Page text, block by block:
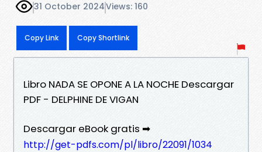
31 October 2024Views: 160
Copy Link Copy Shortlink
Libro NADA SE OPONE A LA NOCHE Descargar
PDF - DELPHINE DE VIGAN
Descargar eBook gratis ➡
http://get-pdfs.com/pl/libro/22091/1034